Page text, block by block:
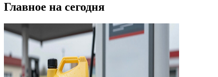
Главное на сегодня